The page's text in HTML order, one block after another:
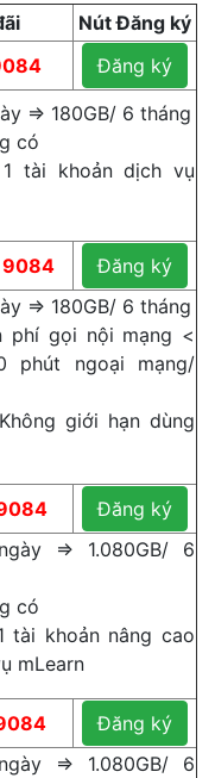
Nút Đăng ký
Đăng ký
⇒ 180GB/ 6 tháng
có
tài khoản dịch vụ
9084
Đăng ký
⇒ 180GB/ 6 tháng
phí gọi nội mạng <
phút ngoại mạng/
giới hạn dùng
Đăng ký
⇒ 1.080GB/ 6
có
tài khoản nâng cao
mLearn
Đăng ký
⇒ 1.080GB/ 6